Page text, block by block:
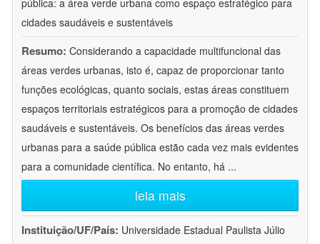
pública: a área verde urbana como espaço estratégico para
cidades saudáveis e sustentáveis
Resumo: Considerando a capacidade multifuncional das
áreas verdes urbanas, isto é, capaz de proporcionar tanto
funções ecológicas, quanto sociais, estas áreas constituem
espaços territoriais estratégicos para a promoção de cidades
saudáveis e sustentáveis. Os benefícios das áreas verdes
urbanas para a saúde pública estão cada vez mais evidentes
para a comunidade científica. No entanto, há ...
leia mais
Instituição/UF/País: Universidade Estadual Paulista Júlio